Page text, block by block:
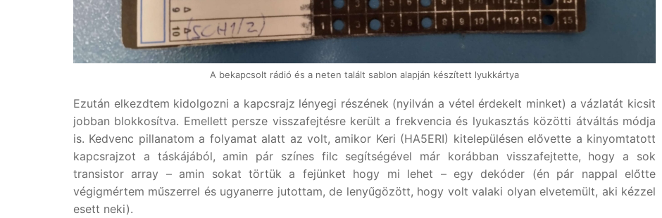
A bekapcsolt rádió és a neten talált sablon alapján készített lyukkártya
Ezután elkezdtem kidolgozni a kapcsrajz lényegi részének (nyilván a vétel érdekelt minket) a vázlatát kicsit
jobban blokkosítva. Emellett persze visszafejtésre került a frekvencia és lyukasztás közötti átváltás módja
is. Kedvenc pillanatom a folyamat alatt az volt, amikor Keri (HA5ERI) kitelepülésen elővette a kinyomtatott
kapcsrajzot a táskájából, amin pár színes filc segítségével már korábban visszafejtette, hogy a sok
transistor array – amin sokat törtük a fejünket hogy mi lehet – egy dekóder (én pár nappal előtte
végigmértem műszerrel és ugyanerre jutottam, de lenyűgözött, hogy volt valaki olyan elvetemült, aki kézzel
esett neki).